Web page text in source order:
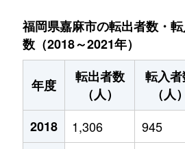
福岡県嘉麻市の転出者数・
数（2018～2021年）
年度
転出者数
（人）
転入
（人）
2018
1,306 945